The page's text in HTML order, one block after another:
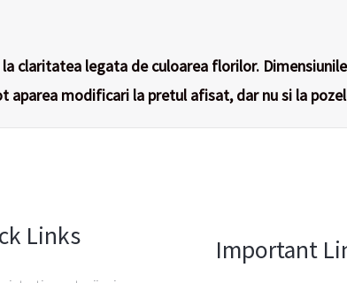
claritatea legata de culoarea florilor.
modificari la pretul afisat, dar nu si la
Links Important